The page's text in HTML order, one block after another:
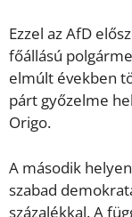
Ezzel az AfD
főállású
elmúlt években
párt győzelme
Origo.
A második
szabad
százalékkal. A